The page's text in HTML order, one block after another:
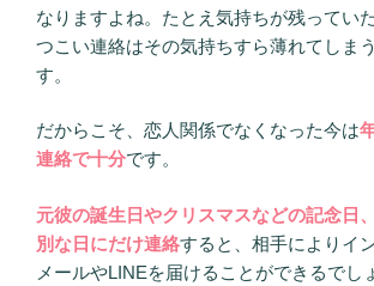
なりますよね。たとえ気持ちが残ってい
つこい連絡はその気持ちすら薄れてしま
す。
だからこそ、恋人関係でなくなった今は
連絡で十分です。
元彼の誕生日やクリスマスなどの記念日
別な日にだけ連絡すると、相手によりイ
メールやLINEを届けることができるでし